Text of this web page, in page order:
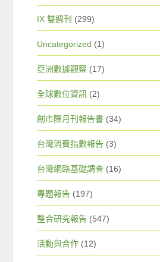
IX 雙週刊 (299)
Uncategorized (1)
亞洲數據觀察 (17)
全球數位資訊 (2)
創市際月刊報告書 (34)
台灣消費指數報告 (3)
台灣網路基礎調查 (16)
專題報告 (197)
整合研究報告 (547)
活動與合作 (12)